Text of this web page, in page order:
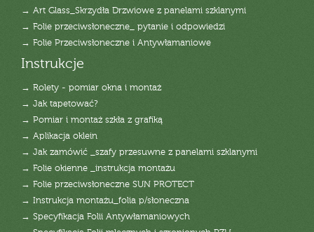
→ Art Glass_Skrzydła Drzwiowe z panelami szklanymi
→ Folie przeciwsłoneczne_ pytanie i odpowiedzi
→ Folie Przeciwsłoneczne i Antywłamaniowe
Instrukcje
→ Rolety - pomiar okna i montaż
→ Jak tapetować?
→ Pomiar i montaż szkła z grafiką
→ Aplikacja oklein
→ Jak zamówić _szafy przesuwne z panelami szklanymi
→ Folie okienne _instrukcja montażu
→ Folie przeciwsłoneczne SUN PROTECT
→ Instrukcja montażu_folia p/słoneczna
→ Specyfikacja Folii Antywłamaniowych